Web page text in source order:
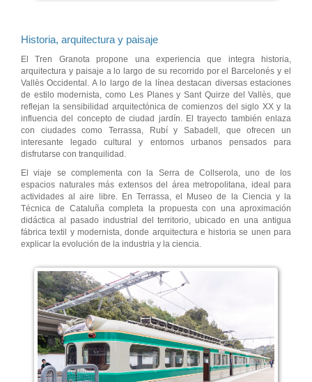
Historia, arquitectura y paisaje
El Tren Granota propone una experiencia que integra historia,
arquitectura y paisaje a lo largo de su recorrido por el Barcelonés y el
Vallès Occidental. A lo largo de la línea destacan diversas estaciones
de estilo modernista, como Les Planes y Sant Quirze del Vallès, que
reflejan la sensibilidad arquitectónica de comienzos del siglo XX y la
influencia del concepto de ciudad jardín. El trayecto también enlaza
con ciudades como Terrassa, Rubí y Sabadell, que ofrecen un
interesante legado cultural y entornos urbanos pensados para
disfrutarse con tranquilidad.
El viaje se complementa con la Serra de Collserola, uno de los
espacios naturales más extensos del área metropolitana, ideal para
actividades al aire libre. En Terrassa, el Museo de la Ciencia y la
Técnica de Cataluña completa la propuesta con una aproximación
didáctica al pasado industrial del territorio, ubicado en una antigua
fábrica textil y modernista, donde arquitectura e historia se unen para
explicar la evolución de la industria y la ciencia.